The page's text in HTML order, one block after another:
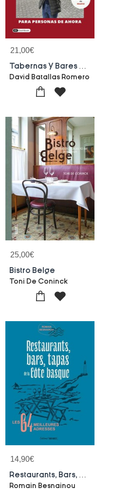
21,00€
David Batallas Romero
25,00€
Bistro Belge
Toni De Coninck
14,90€
Romain Besnainou